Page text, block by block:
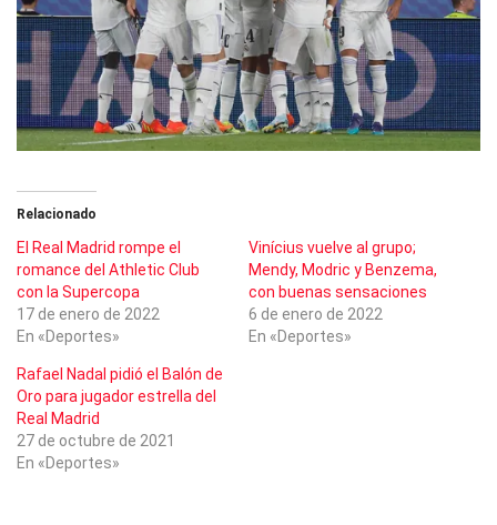
Relacionado
El Real Madrid rompe el
romance del Athletic Club
con la Supercopa
17 de enero de 2022
En «Deportes»
Vinícius vuelve al grupo;
Mendy, Modric y Benzema,
con buenas sensaciones
6 de enero de 2022
En «Deportes»
Rafael Nadal pidió el Balón de
Oro para jugador estrella del
Real Madrid
27 de octubre de 2021
En «Deportes»